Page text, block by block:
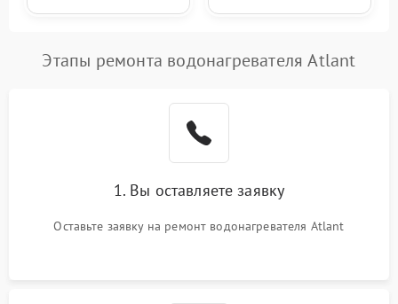
Этапы ремонта водонагревателя Atlant
1. Вы оставляете заявку
Оставьте заявку на ремонт водонагревателя Atlant